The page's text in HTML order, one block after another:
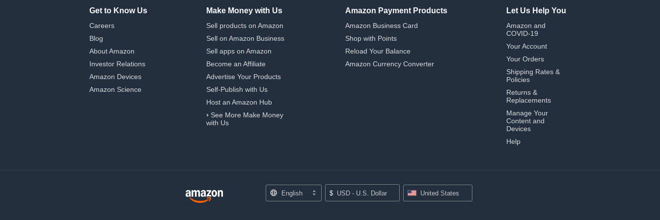
Get to Know Us
Careers
Blog
About Amazon
Investor Relations
Amazon Devices
Amazon Science
Make Money with Us
Sell products on Amazon
Sell on Amazon Business
Sell apps on Amazon
Become an Affiliate
Advertise Your Products
Self-Publish with Us
Host an Amazon Hub
› See More Make Money
with Us
Amazon Payment Products
Amazon Business Card
Shop with Points
Reload Your Balance
Amazon Currency Converter
Let Us Help You
Amazon and
COVID-19
Your Account
Your Orders
Shipping Rates &
Policies
Returns &
Replacements
Manage Your
Content and
Devices
Help
English $ USD - U.S. Dollar United States